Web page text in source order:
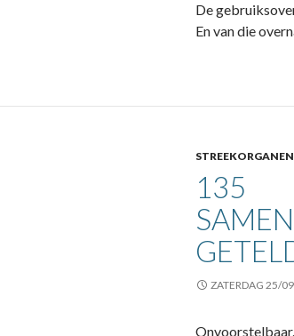
De
En van die
STREEKORGANEN
135
ZATERDAG 25/
Onvoorstelbaar.